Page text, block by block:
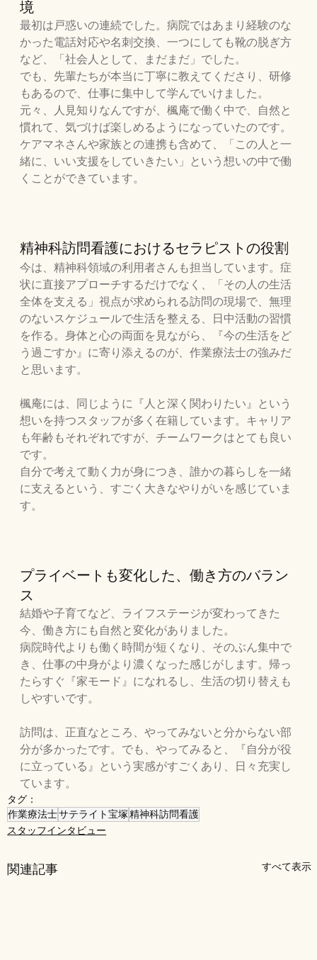
境
最初は戸惑いの連続でした。病院ではあまり経験のな
かった電話対応や名刺交換、一つにしても靴の脱ぎ方
など、「社会人として、まだまだ」でした。
でも、先輩たちが本当に丁寧に教えてくださり、研修
もあるので、仕事に集中して学んでいけました。
元々、人見知りなんですが、楓庵で働く中で、自然と
慣れて、気づけば楽しめるようになっていたのです。
ケアマネさんや家族との連携も含めて、「この人と一
緒に、いい支援をしていきたい」という想いの中で働
くことができています。
精神科訪問看護におけるセラピストの役割
今は、精神科領域の利用者さんも担当しています。症
状に直接アプローチするだけでなく、「その人の生活
全体を支える」視点が求められる訪問の現場で、無理
のないスケジュールで生活を整える、日中活動の習慣
を作る。身体と心の両面を見ながら、『今の生活をど
う過ごすか』に寄り添えるのが、作業療法士の強みだ
と思います。
楓庵には、同じように『人と深く関わりたい』という
想いを持つスタッフが多く在籍しています。キャリア
も年齢もそれぞれですが、チームワークはとても良い
です。
自分で考えて動く力が身につき、誰かの暮らしを一緒
に支えるという、すごく大きなやりがいを感じていま
す。
プライベートも変化した、働き方のバラン
ス
結婚や子育てなど、ライフステージが変わってきた
今、働き方にも自然と変化がありました。
病院時代よりも働く時間が短くなり、そのぶん集中で
き、仕事の中身がより濃くなった感じがします。帰っ
たらすぐ『家モード』になれるし、生活の切り替えも
しやすいです。
訪問は、正直なところ、やってみないと分からない部
分が多かったです。でも、やってみると、『自分が役
に立っている』という実感がすごくあり、日々充実し
ています。
タグ：
作業療法士サテライト宝塚精神科訪問看護
スタッフインタビュー
関連記事 すべて表示